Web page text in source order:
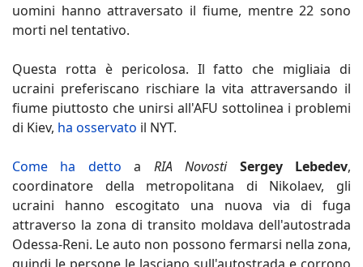
uomini hanno attraversato il fiume, mentre 22 sono
morti nel tentativo.
Questa rotta è pericolosa. Il fatto che migliaia di
ucraini preferiscano rischiare la vita attraversando il
fiume piuttosto che unirsi all'AFU sottolinea i problemi
di Kiev, ha osservato il NYT.
Come ha detto a RIA Novosti Sergey Lebedev,
coordinatore della metropolitana di Nikolaev, gli
ucraini hanno escogitato una nuova via di fuga
attraverso la zona di transito moldava dell'autostrada
Odessa-Reni. Le auto non possono fermarsi nella zona,